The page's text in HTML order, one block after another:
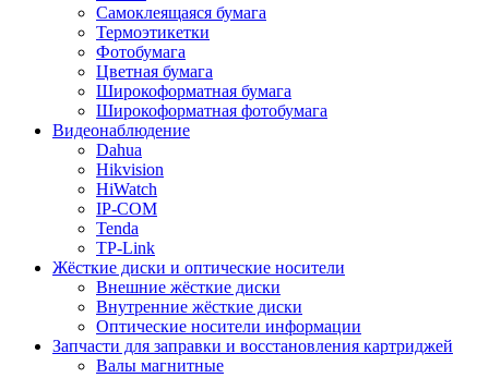
Самоклеящаяся бумага
Термоэтикетки
Фотобумага
Цветная бумага
Широкоформатная бумага
Широкоформатная фотобумага
Видеонаблюдение
Dahua
Hikvision
HiWatch
IP-COM
Tenda
TP-Link
Жёсткие диски и оптические носители
Внешние жёсткие диски
Внутренние жёсткие диски
Оптические носители информации
Запчасти для заправки и восстановления картриджей
Валы магнитные